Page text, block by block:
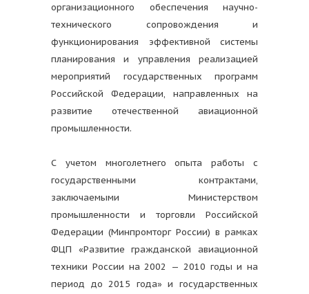
организационного обеспечения научно-
технического сопровождения и
функционирования эффективной системы
планирования и управления реализацией
мероприятий государственных программ
Российской Федерации, направленных на
развитие отечественной авиационной
промышленности.
С учетом многолетнего опыта работы с
государственными контрактами,
заключаемыми Министерством
промышленности и торговли Российской
Федерации (Минпромторг России) в рамках
ФЦП «Развитие гражданской авиационной
техники России на 2002 — 2010 годы и на
период до 2015 года» и государственных